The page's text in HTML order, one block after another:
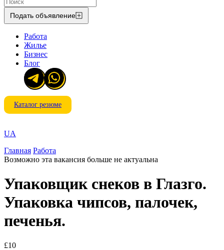
Подать объявление
Работа
Жилье
Бизнес
Блог
Каталог резюме
UA
Главная Работа
Возможно эта вакансия больше не актуальна
Упаковщик снеков в Глазго.
Упаковка чипсов, палочек,
печенья.
£10